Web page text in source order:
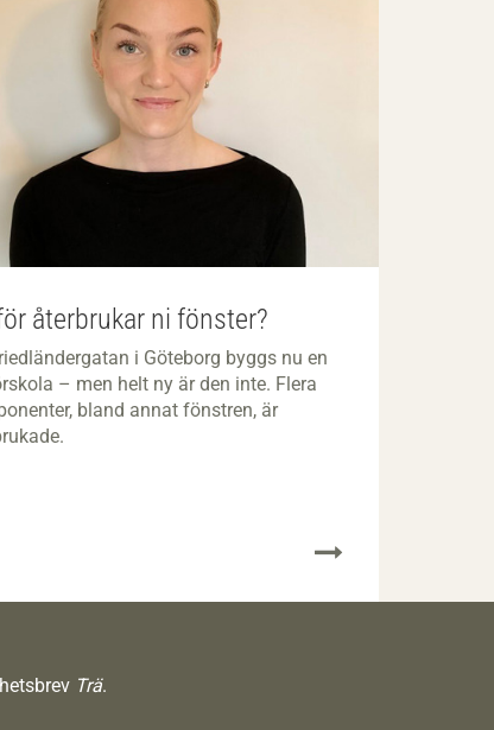
återbrukar ni fönster?
i Göteborg byggs nu en
– men helt ny är den inte. Flera
bland annat fönstren, är
Trä.